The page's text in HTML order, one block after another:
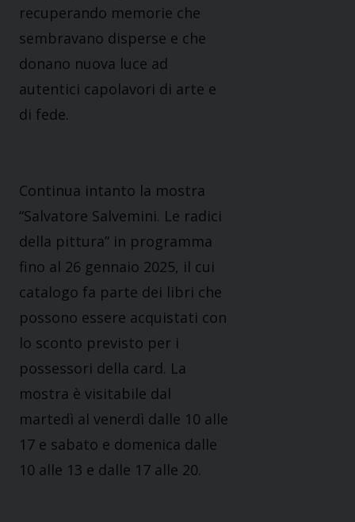
recuperando memorie che
sembravano disperse e che
donano nuova luce ad
autentici capolavori di arte e
di fede.
Continua intanto la mostra
“Salvatore Salvemini. Le radici
della pittura” in programma
fino al 26 gennaio 2025, il cui
catalogo fa parte dei libri che
possono essere acquistati con
lo sconto previsto per i
possessori della card. La
mostra è visitabile dal
martedì al venerdì dalle 10 alle
17 e sabato e domenica dalle
10 alle 13 e dalle 17 alle 20.